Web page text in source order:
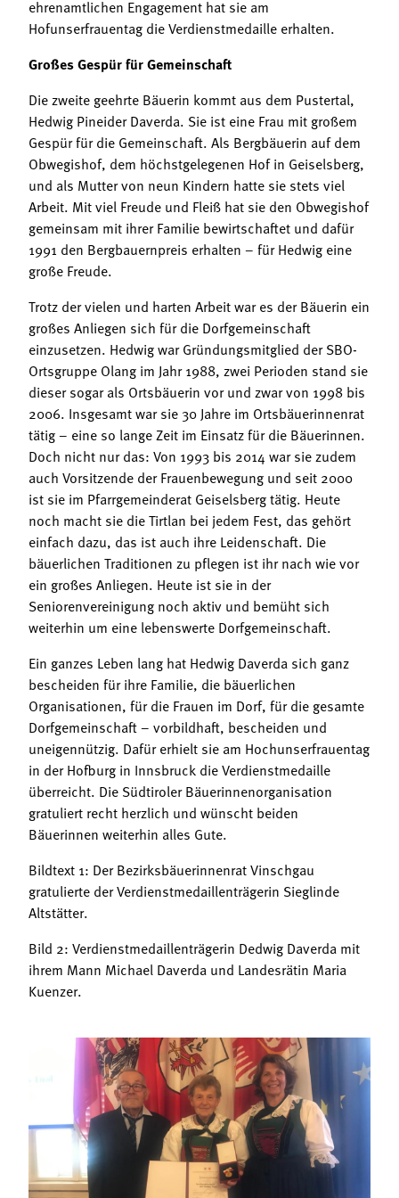
ehrenamtlichen Engagement hat sie am
Hofunserfrauentag die Verdienstmedaille erhalten.
Großes Gespür für Gemeinschaft
Die zweite geehrte Bäuerin kommt aus dem Pustertal,
Hedwig Pineider Daverda. Sie ist eine Frau mit großem
Gespür für die Gemeinschaft. Als Bergbäuerin auf dem
Obwegishof, dem höchstgelegenen Hof in Geiselsberg,
und als Mutter von neun Kindern hatte sie stets viel
Arbeit. Mit viel Freude und Fleiß hat sie den Obwegishof
gemeinsam mit ihrer Familie bewirtschaftet und dafür
1991 den Bergbauernpreis erhalten – für Hedwig eine
große Freude.
Trotz der vielen und harten Arbeit war es der Bäuerin ein
großes Anliegen sich für die Dorfgemeinschaft
einzusetzen. Hedwig war Gründungsmitglied der SBO-
Ortsgruppe Olang im Jahr 1988, zwei Perioden stand sie
dieser sogar als Ortsbäuerin vor und zwar von 1998 bis
2006. Insgesamt war sie 30 Jahre im Ortsbäuerinnenrat
tätig – eine so lange Zeit im Einsatz für die Bäuerinnen.
Doch nicht nur das: Von 1993 bis 2014 war sie zudem
auch Vorsitzende der Frauenbewegung und seit 2000
ist sie im Pfarrgemeinderat Geiselsberg tätig. Heute
noch macht sie die Tirtlan bei jedem Fest, das gehört
einfach dazu, das ist auch ihre Leidenschaft. Die
bäuerlichen Traditionen zu pflegen ist ihr nach wie vor
ein großes Anliegen. Heute ist sie in der
Seniorenvereinigung noch aktiv und bemüht sich
weiterhin um eine lebenswerte Dorfgemeinschaft.
Ein ganzes Leben lang hat Hedwig Daverda sich ganz
bescheiden für ihre Familie, die bäuerlichen
Organisationen, für die Frauen im Dorf, für die gesamte
Dorfgemeinschaft – vorbildhaft, bescheiden und
uneigennützig. Dafür erhielt sie am Hochunserfrauentag
in der Hofburg in Innsbruck die Verdienstmedaille
überreicht. Die Südtiroler Bäuerinnenorganisation
gratuliert recht herzlich und wünscht beiden
Bäuerinnen weiterhin alles Gute.
Bildtext 1: Der Bezirksbäuerinnenrat Vinschgau
gratulierte der Verdienstmedaillenträgerin Sieglinde
Altstätter.
Bild 2: Verdienstmedaillenträgerin Dedwig Daverda mit
ihrem Mann Michael Daverda und Landesrätin Maria
Kuenzer.